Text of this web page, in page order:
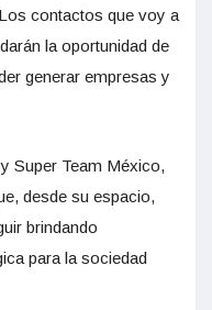
contactos que voy a
la oportunidad de
generar empresas y
Super Team México,
desde su espacio,
brindando
para la sociedad